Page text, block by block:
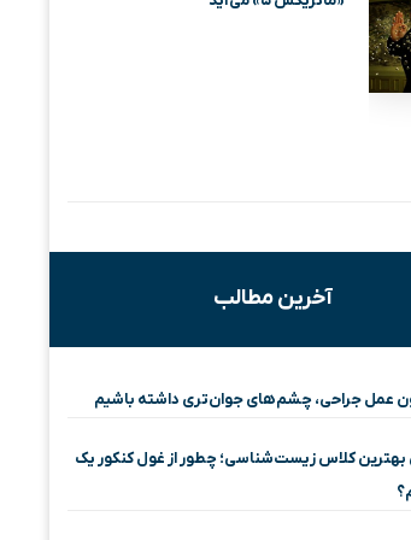
آخرین مطالب
عمل جراحی، چشم‌های جوان‌تری داشته باشیم
بهترین کلاس زیست‌شناسی؛ چطور از غول کنکور یک